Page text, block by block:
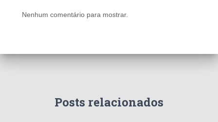
Nenhum comentário para mostrar.
Posts relacionados